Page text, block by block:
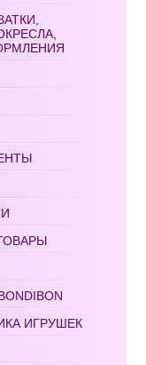
ИГРУШЕК